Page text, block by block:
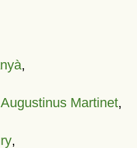
,
Martinet,
,